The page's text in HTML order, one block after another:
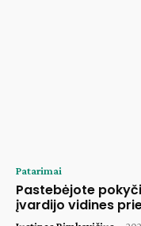
Patarimai
Pastebėjote
įvardijo vidines